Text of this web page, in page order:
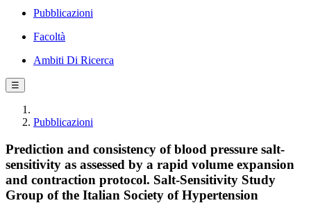
Pubblicazioni
Facoltà
Ambiti Di Ricerca
☰
Pubblicazioni
Prediction and consistency of blood pressure salt-
sensitivity as assessed by a rapid volume expansion
and contraction protocol. Salt-Sensitivity Study
Group of the Italian Society of Hypertension